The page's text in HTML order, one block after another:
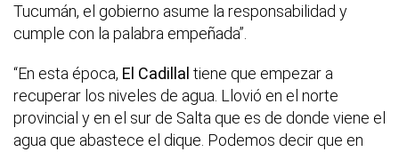
Tucumán, el gobierno asume la responsabilidad y
cumple con la palabra empeñada”.
“En esta época, El Cadillal tiene que empezar a
recuperar los niveles de agua. Llovió en el norte
provincial y en el sur de Salta que es de donde viene el
agua que abastece el dique. Podemos decir que en